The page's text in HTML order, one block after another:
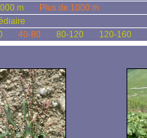
m
Plus de 1000 m
40-80 80-120 120-160